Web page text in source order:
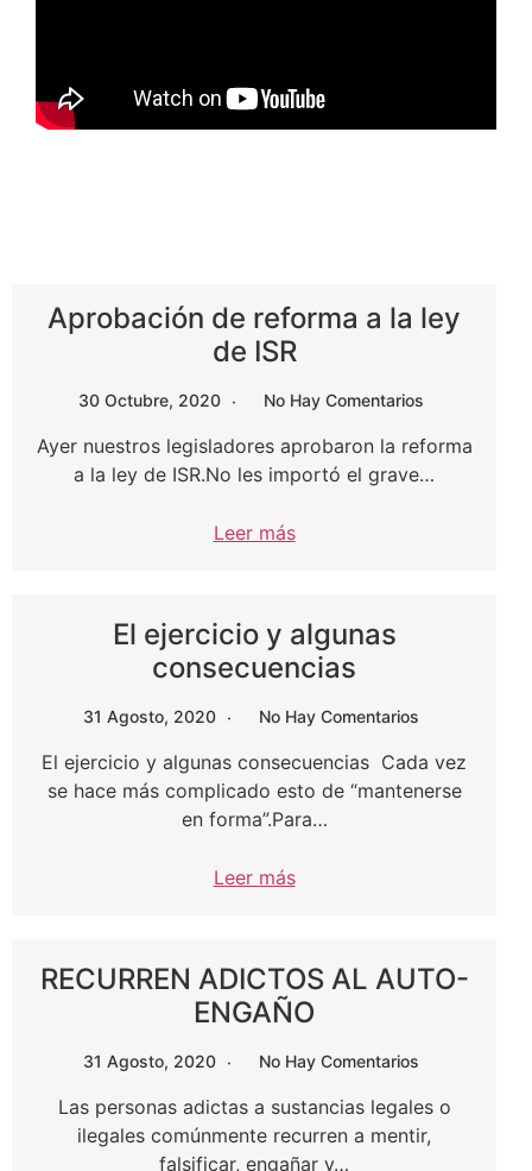
Aprobación de reforma a la ley
de ISR
30 Octubre, 2020 No Hay Comentarios
Ayer nuestros legisladores aprobaron la reforma
a la ley de ISR.No les importó el grave…
Leer más
El ejercicio y algunas
consecuencias
31 Agosto, 2020 No Hay Comentarios
El ejercicio y algunas consecuencias Cada vez
se hace más complicado esto de “mantenerse
en forma”.Para…
Leer más
RECURREN ADICTOS AL AUTO-
ENGAÑO
31 Agosto, 2020 No Hay Comentarios
Las personas adictas a sustancias legales o
ilegales comúnmente recurren a mentir,
falsificar, engañar y…